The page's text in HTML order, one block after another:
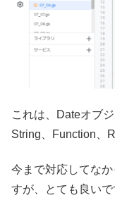
これは、Dateオブ
String、Function、
今まで対応してな
すが、とても良いで